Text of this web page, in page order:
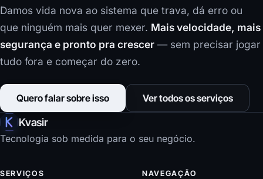
Damos vida nova ao sistema que trava, dá erro ou
que ninguém mais quer mexer. Mais velocidade, mais
segurança e pronto pra crescer — sem precisar jogar
tudo fora e começar do zero.
Quero falar sobre isso Ver todos os serviços
Kvasir
Tecnologia sob medida para o seu negócio.
SERVIÇOS NAVEGAÇÃO